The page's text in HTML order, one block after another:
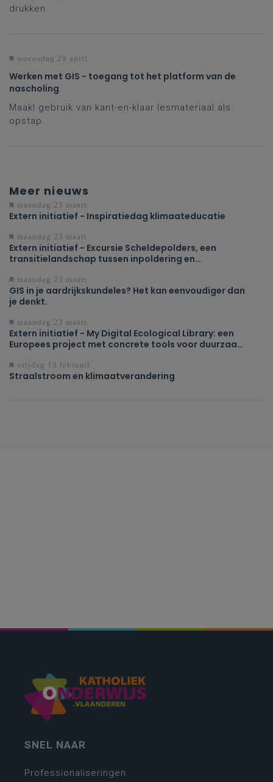
drukken
woensdag 29 april
Werken met GIS - toegang tot het platform van de
nascholing
Maakl gebruik van kant-en-klaar lesmateriaal als
opstap.
Meer nieuws
maandag 23 maart
Extern initiatief - Inspiratiedag klimaateducatie
maandag 23 maart
Extern initiatief - Excursie Scheldepolders, een
transitielandschap tussen inpoldering en
maandag 23 maart
GIS in je aardrijkskundeles? Het kan eenvoudiger dan
je denkt.
maandag 23 maart
Extern initiatief - My Digital Ecological Library: een
Europees project met concrete tools voor duurzaam
vrijdag 13 februari
Straalstroom en klimaatverandering
SNEL NAAR
Professionaliseringen